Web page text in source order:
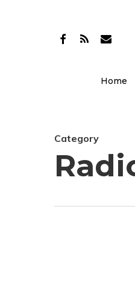
facebook
RSS email
Home
Category